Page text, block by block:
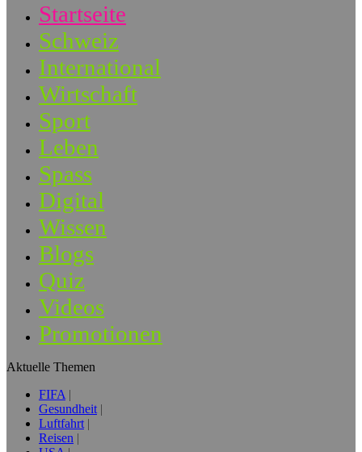
Startseite
Schweiz
International
Wirtschaft
Sport
Leben
Spass
Digital
Wissen
Blogs
Quiz
Videos
Promotionen
Aktuelle Themen
FIFA
Gesundheit
Luftfahrt
Reisen